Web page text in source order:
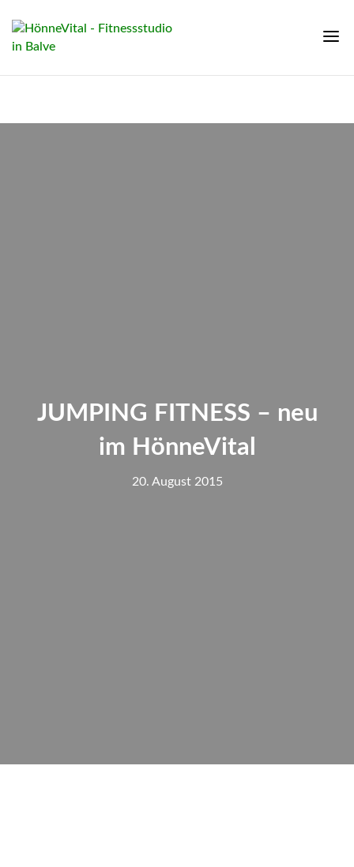
JUMPING FITNESS – neu
im HönneVital
20. August 2015